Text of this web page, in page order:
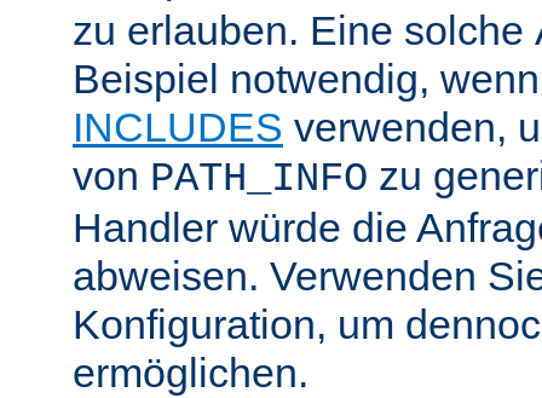
zu erlauben. Eine solche
Beispiel notwendig,
INCLUDES verwenden,
von PATH_INFO zu
Handler würde die
abweisen. Verwenden
Konfiguration, um
ermöglichen.